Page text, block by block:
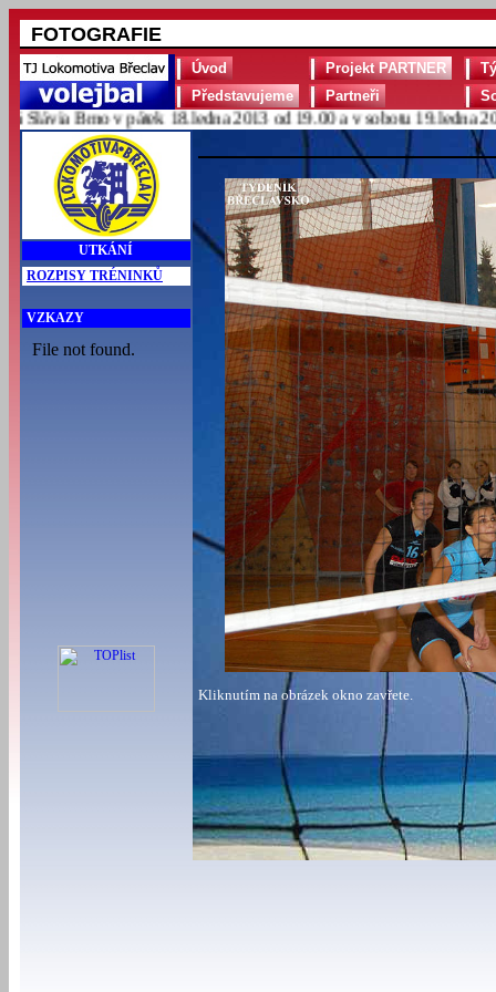
FOTOGRAFIE
Úvod Projekt PARTNER
Představujeme
Partneři
Brno v pátek 18.ledna 2013 od 19.00 a v sobotu 19.ledna 2013
UTKÁNÍ
ROZPISY TRÉNINKŮ
VZKAZY
Kliknutím na obrázek okno zavřete.